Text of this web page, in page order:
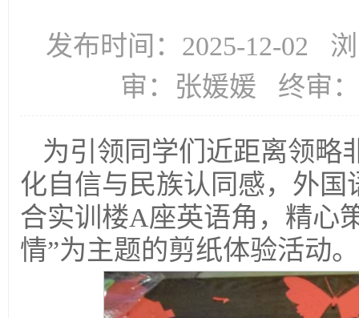
发布时间：2025-12-02
审：张媛媛 终审
为引领同学们近距离领略
化自信与民族认同感，外国
合实训楼A座英语角，精心
情”为主题的剪纸体验活动。